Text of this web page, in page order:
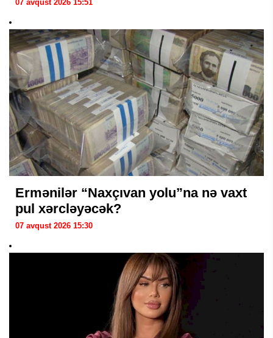
07 avqust 2026 15:51
Ermənilər “Naxçıvan yolu”na nə vaxt
pul xərcləyəcək?
07 avqust 2026 15:30